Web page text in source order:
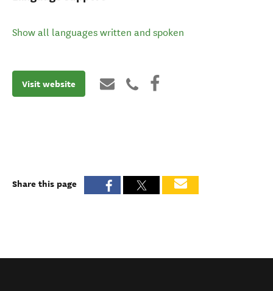
Show all languages written and spoken
Visit website
Share this page